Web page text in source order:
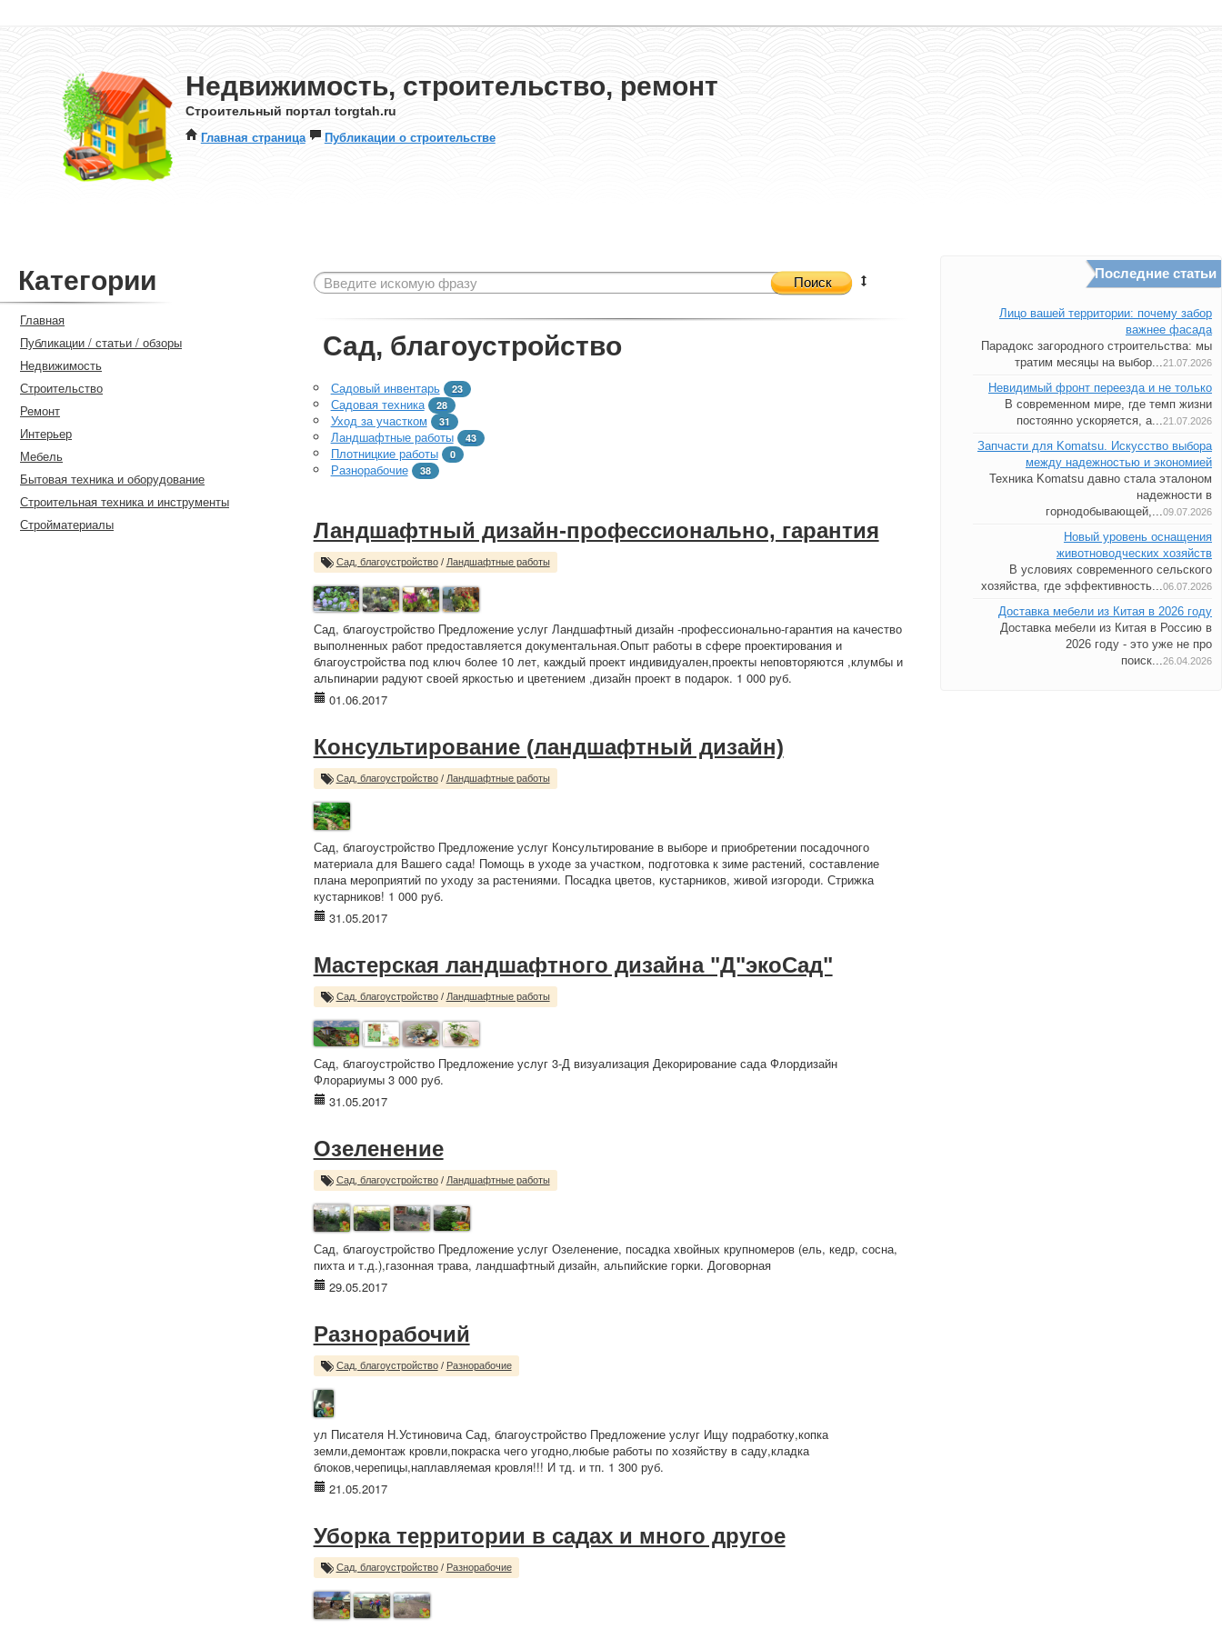
Недвижимость, строительство, ремонт
Строительный портал torgtah.ru
Главная страница Публикации о строительстве
Категории
Главная
Публикации / статьи / обзоры
Недвижимость
Строительство
Ремонт
Интерьер
Мебель
Бытовая техника и оборудование
Строительная техника и инструменты
Стройматериалы
Поиск
Сад, благоустройство
Садовый инвентарь 23
Садовая техника 28
Уход за участком 31
Ландшафтные работы 43
Плотницкие работы 0
Разнорабочие 38
Ландшафтный дизайн-профессионально, гарантия
Сад, благоустройство/ Ландшафтные работы
Сад, благоустройство Предложение услуг Ландшафтный дизайн -профессионально-гарантия на качество
выполненных работ предоставляется документальная.Опыт работы в сфере проектирования и
благоустройства под ключ более 10 лет, каждый проект индивидуален,проекты неповторяются ,клумбы и
альпинарии радуют своей яркостью и цветением ,дизайн проект в подарок. 1 000 руб.
01.06.2017
Консультирование (ландшафтный дизайн)
Сад, благоустройство/ Ландшафтные работы
Сад, благоустройство Предложение услуг Консультирование в выборе и приобретении посадочного
материала для Вашего сада! Помощь в уходе за участком, подготовка к зиме растений, составление
плана мероприятий по уходу за растениями. Посадка цветов, кустарников, живой изгороди. Стрижка
кустарников! 1 000 руб.
31.05.2017
Мастерская ландшафтного дизайна "Д"экоСад"
Сад, благоустройство/ Ландшафтные работы
Сад, благоустройство Предложение услуг 3-Д визуализация Декорирование сада Флордизайн
Флорариумы 3 000 руб.
31.05.2017
Озеленение
Сад, благоустройство/ Ландшафтные работы
Сад, благоустройство Предложение услуг Озеленение, посадка хвойных крупномеров (ель, кедр, сосна,
пихта и т.д.),газонная трава, ландшафтный дизайн, альпийские горки. Договорная
29.05.2017
Разнорабочий
Сад, благоустройство/ Разнорабочие
ул Писателя Н.Устиновича Сад, благоустройство Предложение услуг Ищу подработку,копка
земли,демонтаж кровли,покраска чего угодно,любые работы по хозяйству в саду,кладка
блоков,черепицы,наплавляемая кровля!!! И тд. и тп. 1 300 руб.
21.05.2017
Уборка территории в садах и много другое
Сад, благоустройство/ Разнорабочие
Последние статьи
Лицо вашей территории: почему забор
важнее фасада
Парадокс загородного строительства: мы
тратим месяцы на выбор...21.07.2026
Невидимый фронт переезда и не только
В современном мире, где темп жизни
постоянно ускоряется, а...21.07.2026
Запчасти для Komatsu. Искусство выбора
между надежностью и экономией
Техника Komatsu давно стала эталоном
надежности в
горнодобывающей,...09.07.2026
Новый уровень оснащения
животноводческих хозяйств
В условиях современного сельского
хозяйства, где эффективность...06.07.2026
Доставка мебели из Китая в 2026 году
Доставка мебели из Китая в Россию в
2026 году - это уже не про
поиск...26.04.2026